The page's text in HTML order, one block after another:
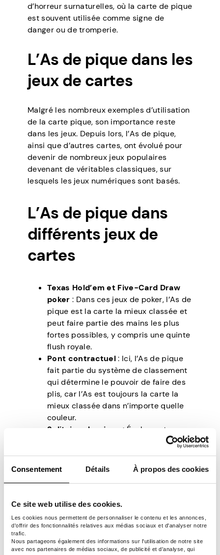
Consentement Détails À propos des cookies
Ce site web utilise des cookies.
Les cookies nous permettent de personnaliser le contenu et les annonces,
d'offrir des fonctionnalités relatives aux médias sociaux et d'analyser notre
trafic.
Nous partageons également des informations sur l'utilisation de notre site
avec nos partenaires de médias sociaux, de publicité et d'analyse, qui
d’horreur surnaturelles, où la carte de pique
est souvent utilisée comme signe de
danger ou de tromperie.
L’As de pique dans les
jeux de cartes
Malgré les nombreux exemples d’utilisation
de la carte pique, son importance reste
dans les jeux. Depuis lors, l’As de pique,
ainsi que d’autres cartes, ont évolué pour
devenir de nombreux jeux populaires
devenant de véritables classiques, sur
lesquels les jeux numériques sont basés.
L’As de pique dans
différents jeux de
cartes
Texas Hold’em et Five-Card Draw
poker : Dans ces jeux de poker, l’As de
pique est la carte la mieux classée et
peut faire partie des mains les plus
fortes possibles, y compris une quinte
flush royale.
Pont contractuel: Ici, l’As de pique
fait partie du système de classement
qui détermine le pouvoir de faire des
plis, car l’As est toujours la carte la
mieux classée dans n’importe quelle
couleur.
Solitaire classique
: Également
connue sous le nom de Klondike, la
que l’une des cartes de base qui doit
être placée en premier pour
l’ordre croissant.
L’as de pique dans les